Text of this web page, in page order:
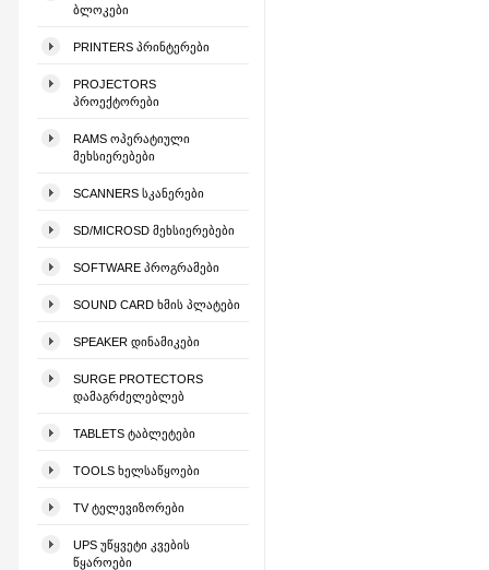
ᲑᲚᲝᲙᲔᲑᲘ
PRINTERS ᲞᲠᲘᲜᲢᲔᲠᲔᲑᲘ
PROJECTORS
ᲞᲠᲝᲔᲥᲢᲝᲠᲔᲑᲘ
RAMS ᲝᲞᲔᲠᲐᲢᲘᲣᲚᲘ
ᲛᲔᲮᲡᲘᲔᲠᲔᲑᲔᲑᲘ
SCANNERS ᲡᲙᲐᲜᲔᲠᲔᲑᲘ
SD/MICROSD ᲛᲔᲮᲡᲘᲔᲠᲔᲑᲔᲑᲘ
SOFTWARE ᲞᲠᲝᲒᲠᲐᲛᲔᲑᲘ
SOUND CARD ᲮᲛᲘᲡ ᲞᲚᲐᲢᲔᲑᲘ
SPEAKER ᲓᲘᲜᲐᲛᲘᲙᲔᲑᲘ
SURGE PROTECTORS
ᲓᲐᲛᲐᲒᲠᲫᲔᲚᲔᲑᲚᲔᲑ
TABLETS ᲢᲐᲑᲚᲔᲢᲔᲑᲘ
TOOLS ᲮᲔᲚᲡᲐᲬᲧᲝᲔᲑᲘ
TV ᲢᲔᲚᲔᲕᲘᲖᲝᲠᲔᲑᲘ
UPS ᲣᲬᲧᲕᲔᲢᲘ ᲙᲕᲔᲑᲘᲡ
ᲬᲧᲐᲠᲝᲔᲑᲘ